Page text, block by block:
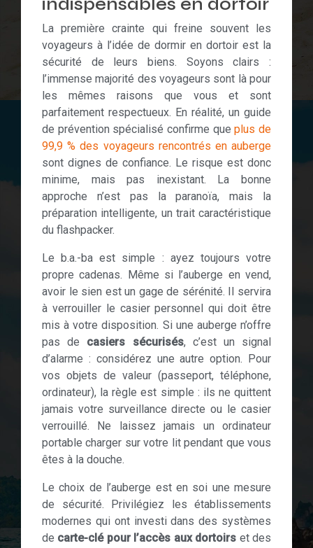
indispensables en dortoir
La première crainte qui freine souvent les
voyageurs à l’idée de dormir en dortoir est la
sécurité de leurs biens. Soyons clairs :
l’immense majorité des voyageurs sont là pour
les mêmes raisons que vous et sont
parfaitement respectueux. En réalité, un guide
de prévention spécialisé confirme queplus de
99,9 % des voyageurs rencontrés en auberge
sont dignes de confiance. Le risque est donc
minime, mais pas inexistant. La bonne
approche n’est pas la paranoïa, mais la
préparation intelligente, un trait caractéristique
du flashpacker.
Le b.a.-ba est simple : ayez toujours votre
propre cadenas. Même si l’auberge en vend,
avoir le sien est un gage de sérénité. Il servira
à verrouiller le casier personnel qui doit être
mis à votre disposition. Si une auberge n’offre
pas de casiers sécurisés, c’est un signal
d’alarme : considérez une autre option. Pour
vos objets de valeur (passeport, téléphone,
ordinateur), la règle est simple : ils ne quittent
jamais votre surveillance directe ou le casier
verrouillé. Ne laissez jamais un ordinateur
portable charger sur votre lit pendant que vous
êtes à la douche.
Le choix de l’auberge est en soi une mesure
de sécurité. Privilégiez les établissements
modernes qui ont investi dans des systèmes
de carte-clé pour l’accès aux dortoirs et des